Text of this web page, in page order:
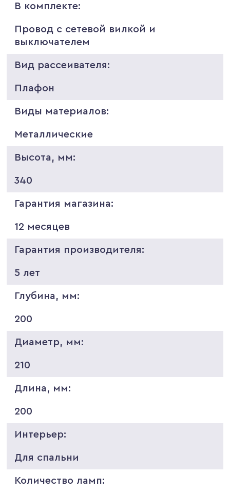
В комплекте:
Провод с сетевой вилкой и
выключателем
Вид рассеивателя:
Плафон
Виды материалов:
Металлические
Высота, мм:
340
Гарантия магазина:
12 месяцев
Гарантия производителя:
5 лет
Глубина, мм:
200
Диаметр, мм:
210
Длина, мм:
200
Интерьер:
Для спальни
Количество ламп: